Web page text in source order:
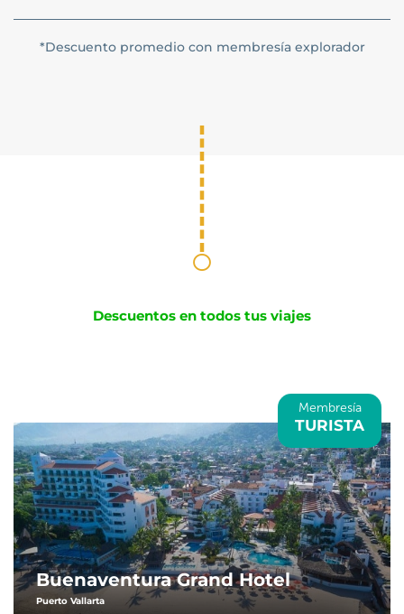
*Descuento promedio con membresía explorador
Descuentos en todos tus viajes
Membresía
TURISTA
Buenaventura Grand Hotel
Puerto Vallarta